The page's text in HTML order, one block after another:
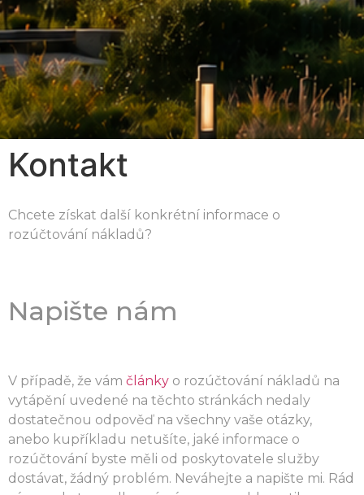
Bilanční
metoda
rozúčtování tepla
Kontakt
Chcete získat další konkrétní informace o
rozúčtování nákladů?
Napište nám
V případě, že vám články o rozúčtování nákladů na
vytápění uvedené na těchto stránkách nedaly
dostatečnou odpověď na všechny vaše otázky,
anebo kupříkladu netušíte, jaké informace o
rozúčtování byste měli od poskytovatele služby
dostávat, žádný problém. Neváhejte a napište mi. Rád